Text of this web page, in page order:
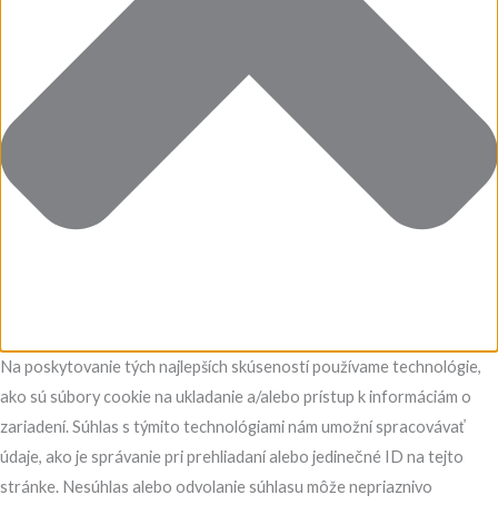
Na poskytovanie tých najlepších skúseností používame technológie,
ako sú súbory cookie na ukladanie a/alebo prístup k informáciám o
zariadení. Súhlas s týmito technológiami nám umožní spracovávať
údaje, ako je správanie pri prehliadaní alebo jedinečné ID na tejto
stránke. Nesúhlas alebo odvolanie súhlasu môže nepriaznivo